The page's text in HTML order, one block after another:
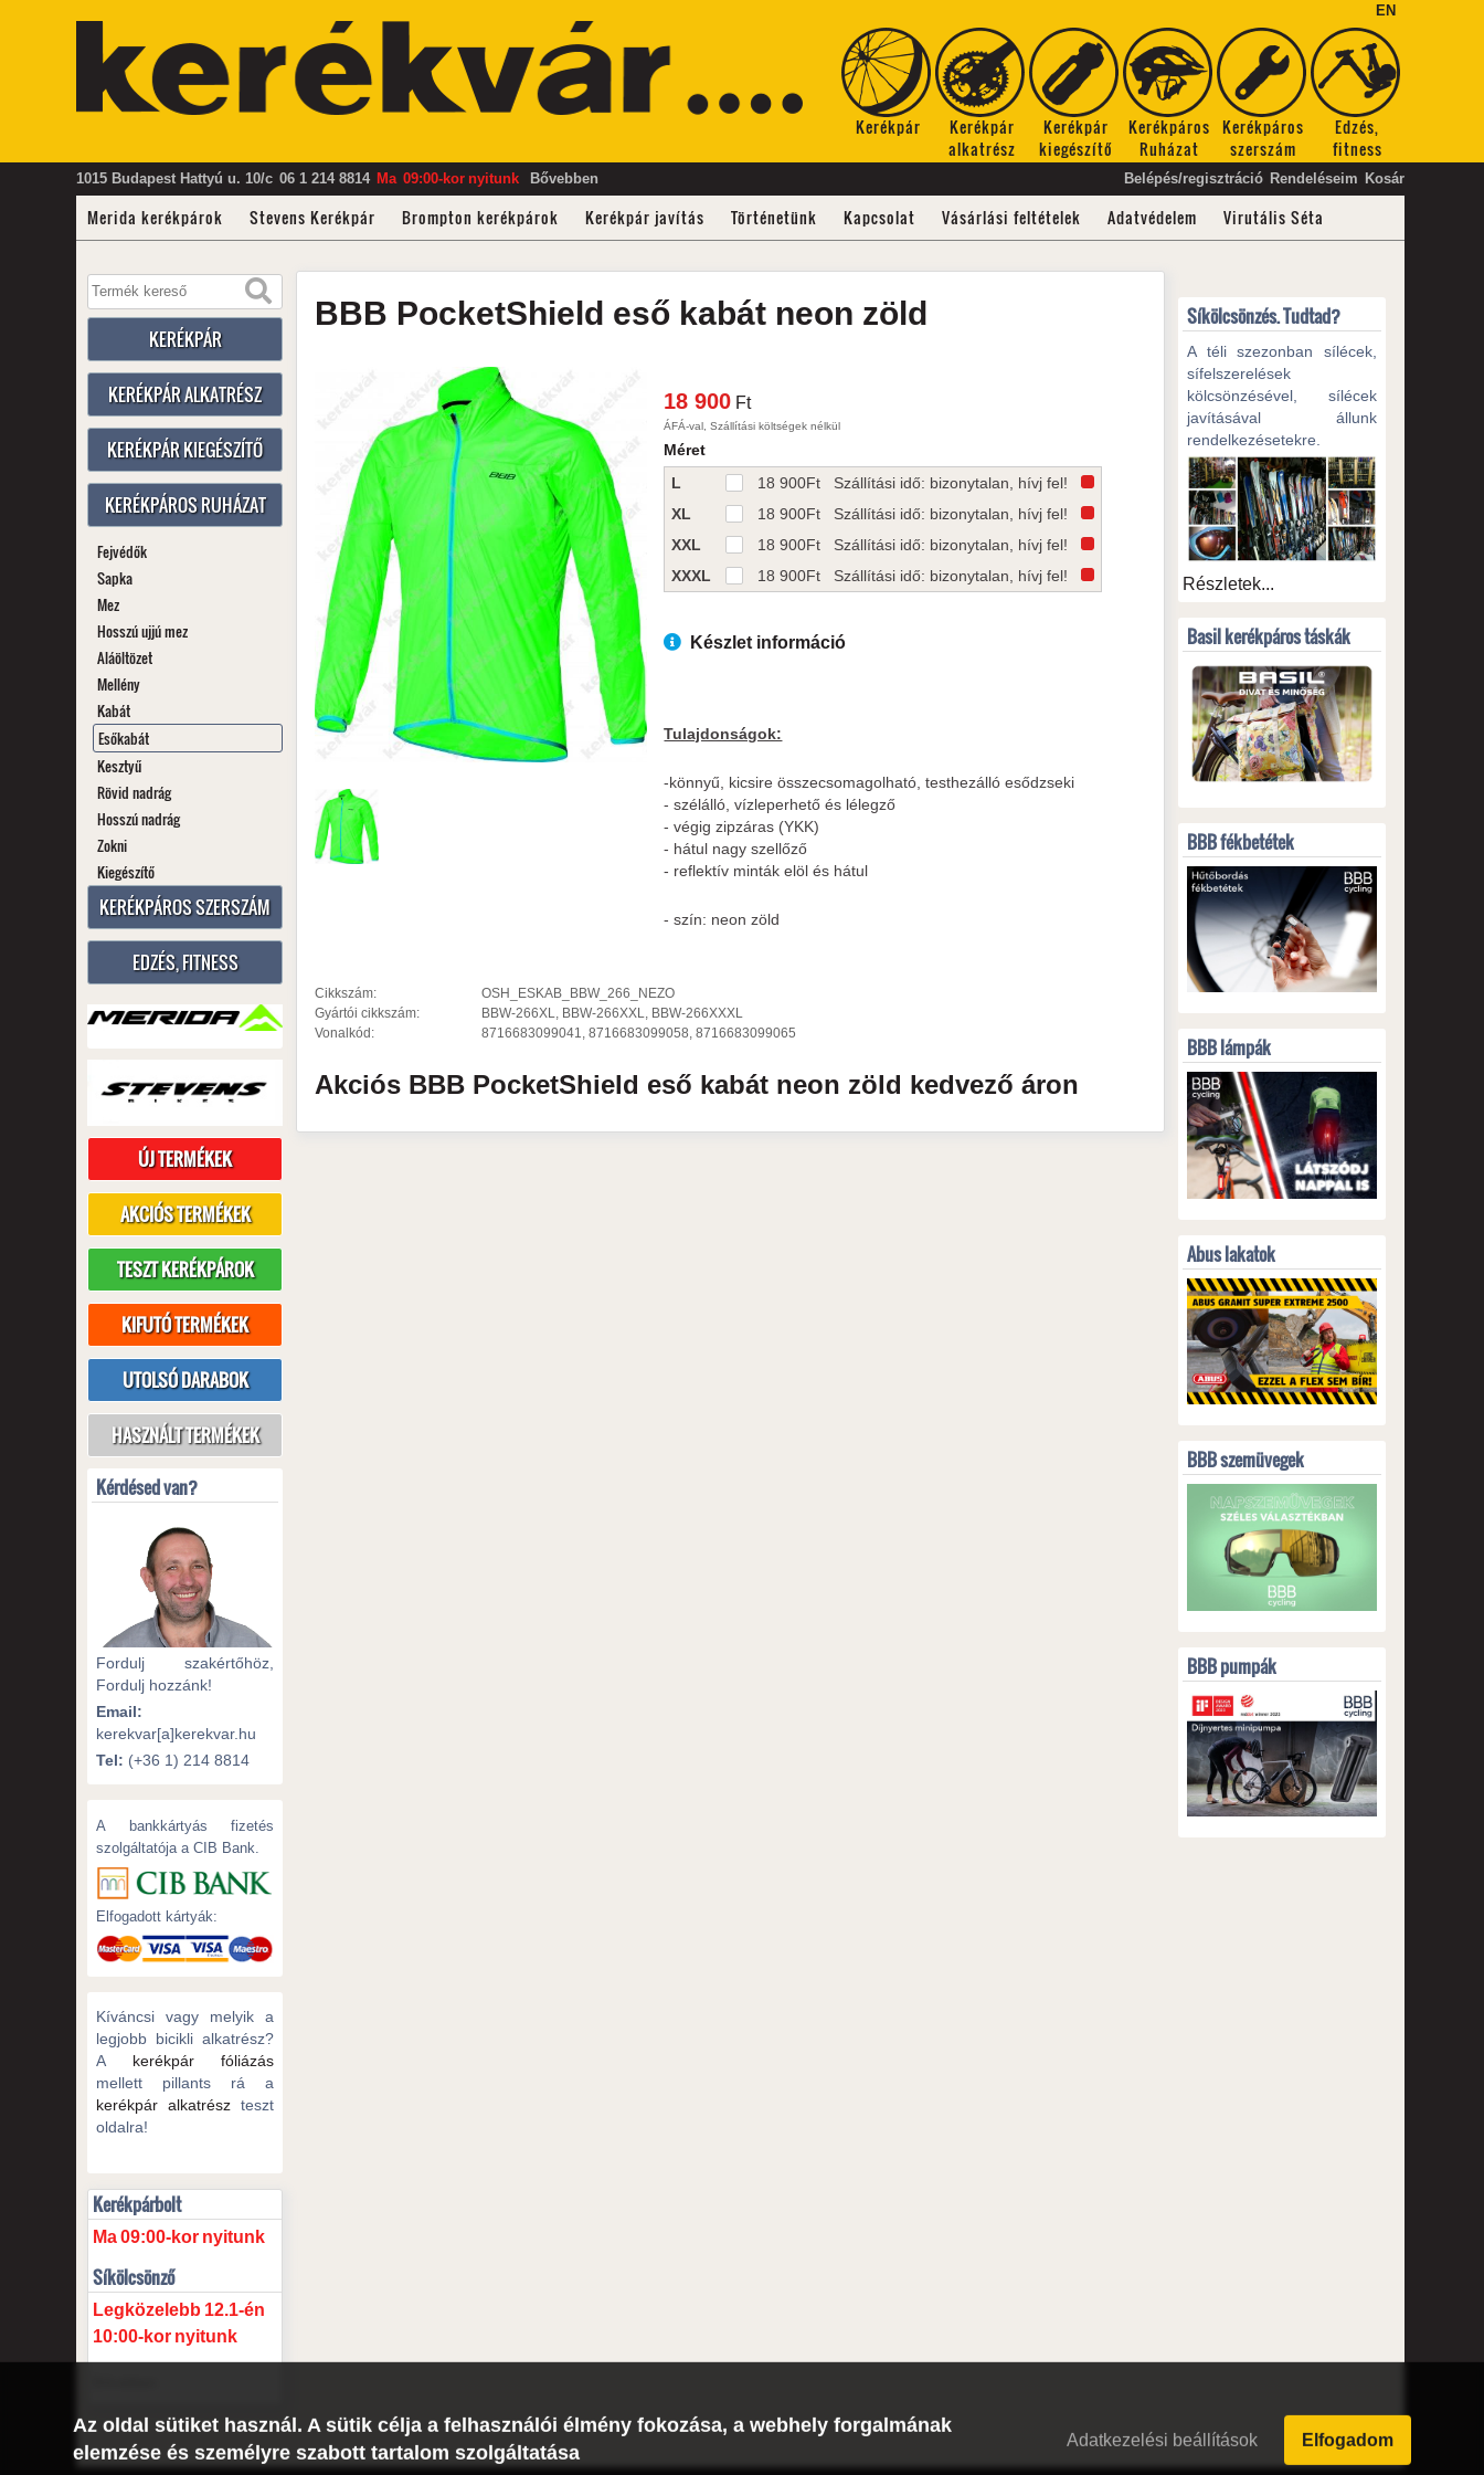
EN
Kerékpár
Kerékpár
alkatrész
Kerékpár
kiegészítő
Kerékpáros
Ruházat
Kerékpáros
szerszám
Edzés,
fitness
1015 Budapest Hattyú u. 10/c 06 1 214 8814 Ma 09:00-kor nyitunk Bővebben Belépés/regisztráció Rendeléseim Kosár
Merida kerékpárok Stevens Kerékpár Brompton kerékpárok Kerékpár javítás Történetünk Kapcsolat Vásárlási feltételek Adatvédelem Virutális Séta
KERÉKPÁR
KERÉKPÁR ALKATRÉSZ
KERÉKPÁR KIEGÉSZÍTŐ
KERÉKPÁROS RUHÁZAT
Fejvédők
Sapka
Mez
Hosszú ujjú mez
Aláöltözet
Mellény
Kabát
Esőkabát
Kesztyű
Rövid nadrág
Hosszú nadrág
Zokni
Kiegészítő
KERÉKPÁROS SZERSZÁM
EDZÉS, FITNESS
ÚJ TERMÉKEK
AKCIÓS TERMÉKEK
TESZT KERÉKPÁROK
KIFUTÓ TERMÉKEK
UTOLSÓ DARABOK
HASZNÁLT TERMÉKEK
Kérdésed van?
Fordulj szakértőhöz,
Fordulj hozzánk!
Email:
kerekvar[a]kerekvar.hu
Tel: (+36 1) 214 8814
A bankkártyás fizetés
szolgáltatója a CIB Bank.
Elfogadott kártyák:
Kíváncsi vagy melyik a
legjobb bicikli alkatrész?
A kerékpár fóliázás
mellett pillants rá a
kerékpár alkatrész teszt
oldalra!
Kerékpárbolt
Ma09:00-kor nyitunk
Síkölcsönző
Legközelebb 12.1-én
10:00-kor nyitunk
BBB PocketShield eső kabát neon zöld
18 900 Ft
ÁFÁ-val, Szállítási költségek nélkül
Méret
L
18 900Ft
Szállítási idő: bizonytalan, hívj fel!
XL
18 900Ft
Szállítási idő: bizonytalan, hívj fel!
XXL
18 900Ft
Szállítási idő: bizonytalan, hívj fel!
XXXL
18 900Ft Szállítási idő: bizonytalan, hívj fel!
Készlet információ
Tulajdonságok:
-könnyű, kicsire összecsomagolható, testhezálló esődzseki
- szélálló, vízleperhető és lélegző
- végig zipzáras (YKK)
- hátul nagy szellőző
- reflektív minták elöl és hátul
- szín: neon zöld
Cikkszám:
OSH_ESKAB_BBW_266_NEZO
Gyártói cikkszám:
BBW-266XL, BBW-266XXL, BBW-266XXXL
Vonalkód:
8716683099041, 8716683099058, 8716683099065
Akciós BBB PocketShield eső kabát neon zöld kedvező áron
Síkölcsönzés. Tudtad?
A téli szezonban sílécek,
sífelszerelések
kölcsönzésével, sílécek
javításával állunk
rendelkezésetekre.
Részletek...
Basil kerékpáros táskák
BBB fékbetétek
BBB lámpák
Abus lakatok
BBB szemüvegek
BBB pumpák
Az oldal sütiket használ. A sütik célja a felhasználói élmény fokozása, a webhely forgalmának
elemzése és személyre szabott tartalom szolgáltatása
Adatkezelési beállítások Elfogadom